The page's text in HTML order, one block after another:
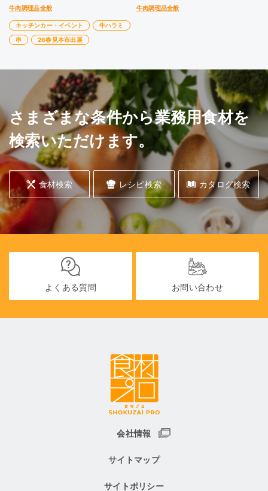
牛肉調理品全般
キッチンカー・イベント
牛ハラミ
串
26春見本市出展
牛肉調理品全般
さまざまな条件から業務用食材を
検索いただけます。
食材検索 レシピ検索 カタログ検索
よくある質問 お問い合わせ
会社情報
サイトマップ
サイトポリシー